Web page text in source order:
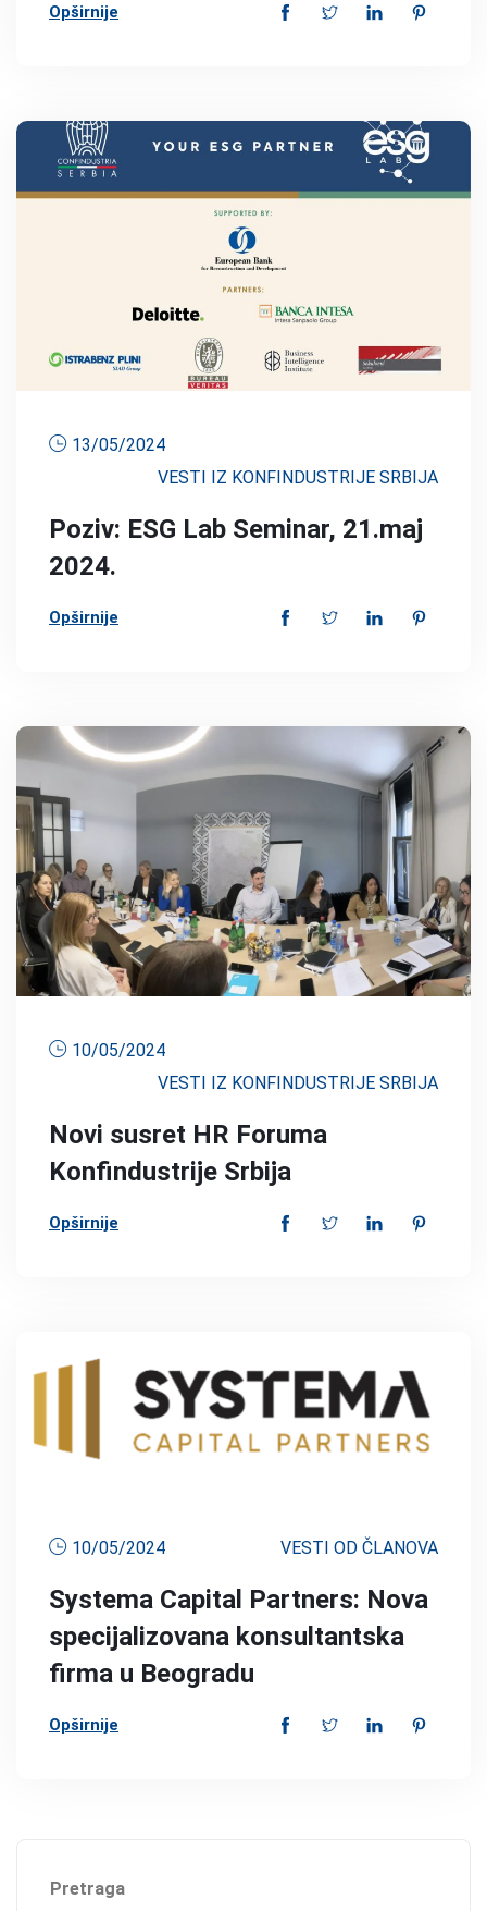
Opširnije
13/05/2024
VESTI IZ KONFINDUSTRIJE SRBIJA
Poziv: ESG Lab Seminar, 21.maj
2024.
Opširnije
10/05/2024
VESTI IZ KONFINDUSTRIJE SRBIJA
Novi susret HR Foruma
Konfindustrije Srbija
Opširnije
10/05/2024 VESTI OD ČLANOVA
Systema Capital Partners: Nova
specijalizovana konsultantska
firma u Beogradu
Opširnije
Pretraga